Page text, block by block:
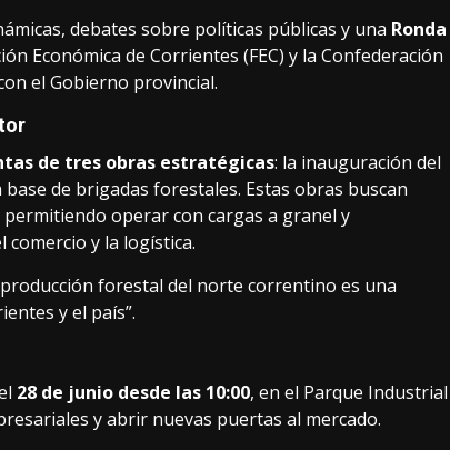
debates sobre políticas públicas y una Ronda
Económica de Corrientes (FEC) y la Confederación
el Gobierno provincial.
de tres obras estratégicas: la inauguración del
de brigadas forestales. Estas obras buscan
operar con cargas a granel y
y la logística.
forestal del norte correntino es una
y el país”.
28 de junio desde las 10:00, en el Parque Industrial
y abrir nuevas puertas al mercado.